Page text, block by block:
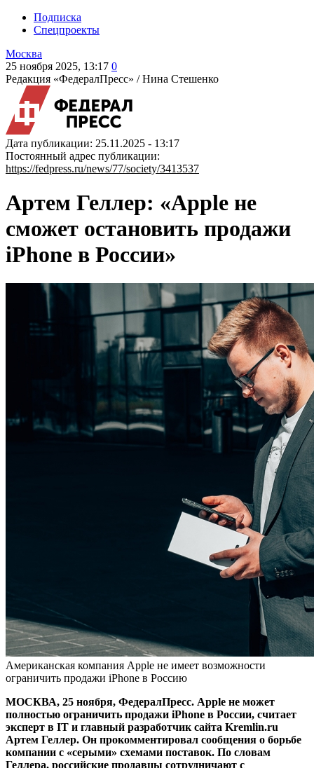
Подписка
Спецпроекты
Москва
25 ноября 2025, 13:17 0
Редакция «ФедералПресс» /Нина Стешенко
Дата публикации: 25.11.2025 - 13:17
Постоянный адрес публикации:
https://fedpress.ru/news/77/society/3413537
Артем Геллер: «Apple не
сможет остановить продажи
iPhone в России»
Американская компания Apple не имеет возможности
ограничить продажи iPhone в Россию
МОСКВА, 25 ноября, ФедералПресс. Apple не может
полностью ограничить продажи iPhone в России, считает
эксперт в IT и главный разработчик сайта Kremlin.ru
Артем Геллер. Он прокомментировал сообщения о борьбе
компании с «серыми» схемами поставок. По словам
Геллера, российские продавцы сотрудничают с